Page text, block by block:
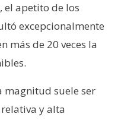
, el apetito de los
excepcionalmente
más de 20 veces la
magnitud suele ser
y alta